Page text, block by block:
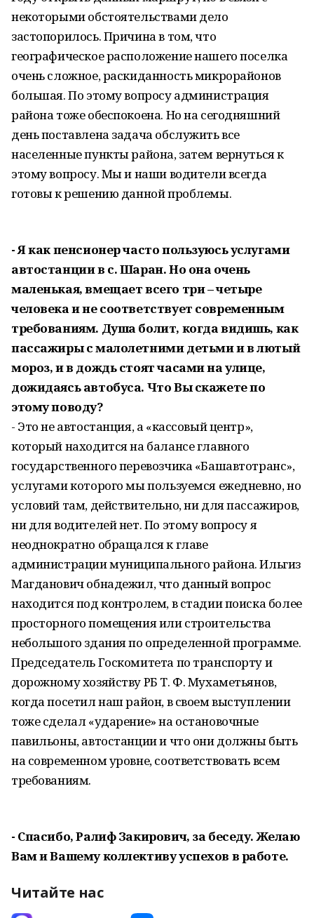
некоторыми обстоятельствами дело
застопорилось. Причина в том, что
географическое расположение нашего поселка
очень сложное, раскиданность микрорайонов
большая. По этому вопросу администрация
района тоже обеспокоена. Но на сегодняшний
день поставлена задача обслужить все
населенные пункты района, затем вернуться к
этому вопросу. Мы и наши водители всегда
готовы к решению данной проблемы.
- Я как пенсионер часто пользуюсь услугами
автостанции в с. Шаран. Но она очень
маленькая, вмещает всего три – четыре
человека и не соответствует современным
требованиям. Душа болит, когда видишь, как
пассажиры с малолетними детьми и в лютый
мороз, и в дождь стоят часами на улице,
дожидаясь автобуса. Что Вы скажете по
этому поводу?
- Это не автостанция, а «кассовый центр»,
который находится на балансе главного
государственного перевозчика «Башавтотранс»,
услугами которого мы пользуемся ежедневно, но
условий там, действительно, ни для пассажиров,
ни для водителей нет. По этому вопросу я
неоднократно обращался к главе
администрации муниципального района. Ильгиз
Магданович обнадежил, что данный вопрос
находится под контролем, в стадии поиска более
просторного помещения или строительства
небольшого здания по определенной программе.
Председатель Госкомитета по транспорту и
дорожному хозяйству РБ Т. Ф. Мухаметьянов,
когда посетил наш район, в своем выступлении
тоже сделал «ударение» на остановочные
павильоны, автостанции и что они должны быть
на современном уровне, соответствовать всем
требованиям.
- Спасибо, Ралиф Закирович, за беседу. Желаю
Вам и Вашему коллективу успехов в работе.
Читайте нас